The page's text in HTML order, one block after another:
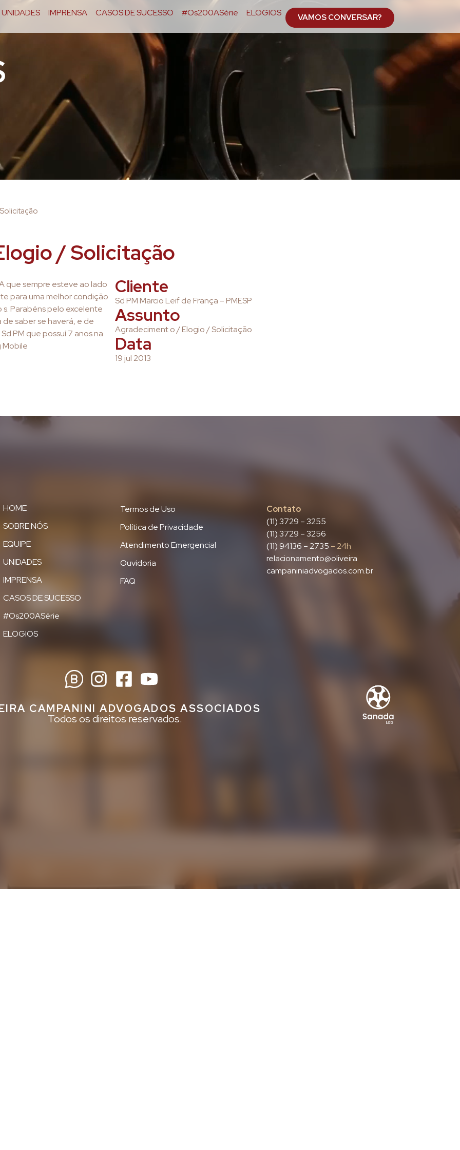
UNIDADES IMPRENSA CASOS DE SUCESSO #Os200ASérie ELOGIOS VAMOS CONVERSAR?
/ Solicitação
que sempre esteve ao lado
para uma melhor condição
Parabéns pelo excelente
saber se haverá, e de
PM que possuí 7 anos na
Mobile
Cliente
Sd PM Marcio Leif de França – PMESP
Assunto
Agradeciment o / Elogio / Solicitação
Data
19 jul 2013
HOME
SOBRE NÓS
EQUIPE
UNIDADES
IMPRENSA
CASOS DE SUCESSO
#Os200ASérie
ELOGIOS
Termos de Uso
Política de Privacidade
Atendimento Emergencial
Ouvidoria
FAQ
Contato
(11) 3729 – 3255
(11) 3729 – 3256
(11) 94136 – 2735 – 24h
relacionamento@oliveira
campaniniadvogados.com.br
CAMPANINI ADVOGADOS ASSOCIADOS
Todos os direitos reservados.